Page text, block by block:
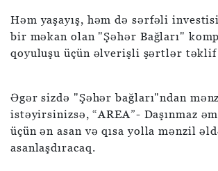
Həm yaşayış, həm də sərfəli
bir məkan olan "Şəhər Bağları"
qoyuluşu üçün əlverişli şərtlər
Əgər sizdə "Şəhər bağları"ndan
istəyirsinizsə, “AREA”- Daşınmaz
üçün ən asan və qısa yolla mənzil
asanlaşdıracaq.